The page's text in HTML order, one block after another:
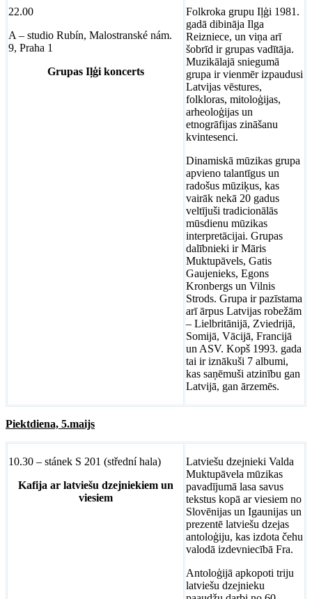
22.00
A – studio Rubín, Malostranské nám.
9, Praha 1
Grupas Iļģi koncerts
Folkroka grupu Iļģi 1981.
gadā dibināja Ilga
Reizniece, un viņa arī
šobrīd ir grupas vadītāja.
Muzikālajā sniegumā
grupa ir vienmēr izpaudusi
Latvijas vēstures,
folkloras, mitoloģijas,
arheoloģijas un
etnogrāfijas zināšanu
kvintesenci.
Dinamiskā mūzikas grupa
apvieno talantīgus un
radošus mūziķus, kas
vairāk nekā 20 gadus
veltījuši tradicionālās
mūsdienu mūzikas
interpretācijai. Grupas
dalībnieki ir Māris
Muktupāvels, Gatis
Gaujenieks, Egons
Kronbergs un Vilnis
Strods. Grupa ir pazīstama
arī ārpus Latvijas robežām
– Lielbritānijā, Zviedrijā,
Somijā, Vācijā, Francijā
un ASV. Kopš 1993. gada
tai ir iznākuši 7 albumi,
kas saņēmuši atzinību gan
Latvijā, gan ārzemēs.
Piektdiena, 5.maijs
10.30 – stánek S 201 (střední hala)
Kafija ar latviešu dzejniekiem un
viesiem
Latviešu dzejnieki Valda
Muktupāvela mūzikas
pavadījumā lasa savus
tekstus kopā ar viesiem no
Slovēnijas un Igaunijas un
prezentē latviešu dzejas
antoloģiju, kas izdota čehu
valodā izdevniecībā Fra.
Antoloģijā apkopoti triju
latviešu dzejnieku